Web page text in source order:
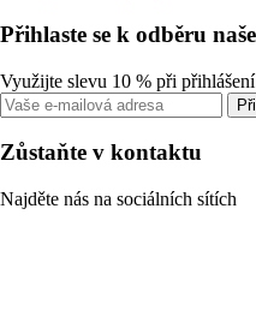
Přihlaste se k odběru
Využijte slevu 10 % při
Zůstaňte v kontaktu
Najděte nás na sociálních sítích